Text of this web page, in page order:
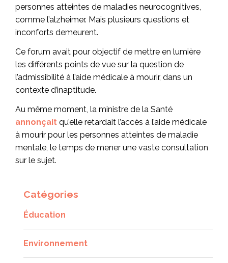
personnes atteintes de maladies neurocognitives,
comme l’alzheimer. Mais plusieurs questions et
inconforts demeurent.
Ce forum avait pour objectif de mettre en lumière
les différents points de vue sur la question de
l’admissibilité à l’aide médicale à mourir, dans un
contexte d’inaptitude.
Au même moment, la ministre de la Santé
annonçait qu’elle retardait l’accès à l’aide médicale
à mourir pour les personnes atteintes de maladie
mentale, le temps de mener une vaste consultation
sur le sujet.
Catégories
Éducation
Environnement